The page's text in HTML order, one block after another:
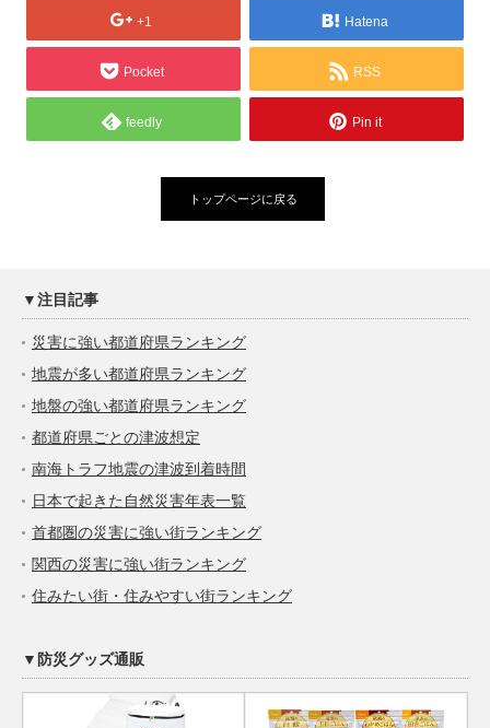
+1 Hatena
Pocket RSS
feedly Pin it
トップページに戻る
▼注目記事
災害に強い都道府県ランキング
地震が多い都道府県ランキング
地盤の強い都道府県ランキング
都道府県ごとの津波想定
南海トラフ地震の津波到着時間
日本で起きた自然災害年表一覧
首都圏の災害に強い街ランキング
関西の災害に強い街ランキング
住みたい街・住みやすい街ランキング
▼防災グッズ通販